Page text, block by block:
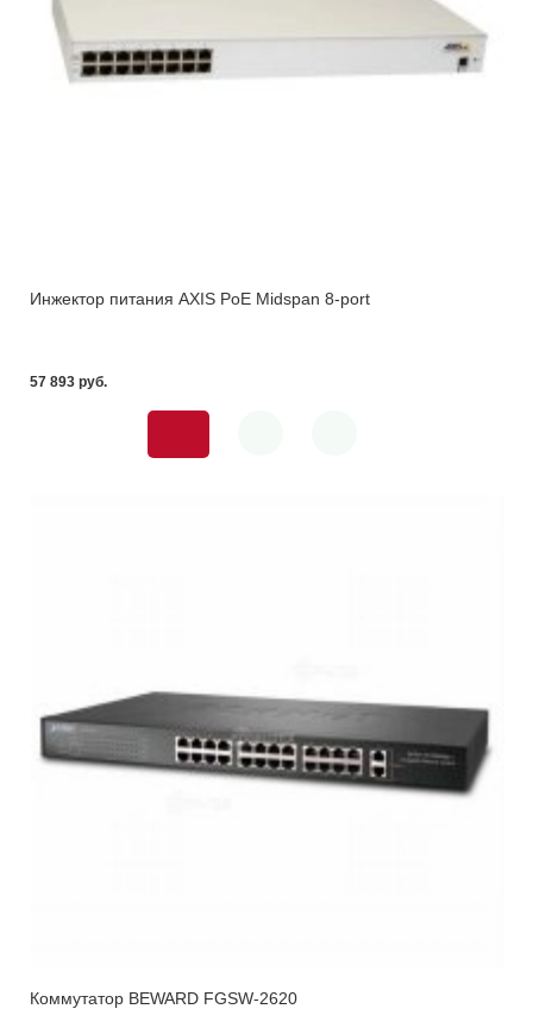
Инжектор питания AXIS PoE Midspan 8-port
57 893 pуб.
Коммутатор BEWARD FGSW-2620